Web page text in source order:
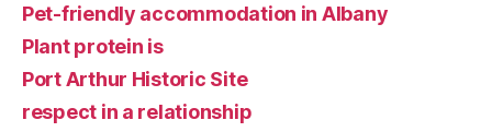
Pet-friendly accommodation in Albany
Plant protein is
Port Arthur Historic Site
respect in a relationship